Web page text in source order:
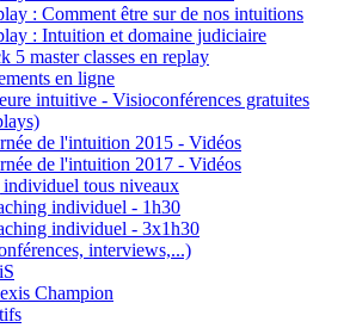
: Comment être sur de nos intuitions
: Intuition et domaine judiciaire
5 master classes en replay
en ligne
intuitive - Visioconférences gratuites
de l'intuition 2015 - Vidéos
de l'intuition 2017 - Vidéos
tous niveaux
individuel - 1h30
individuel - 3x1h30
interviews,...)
Champion